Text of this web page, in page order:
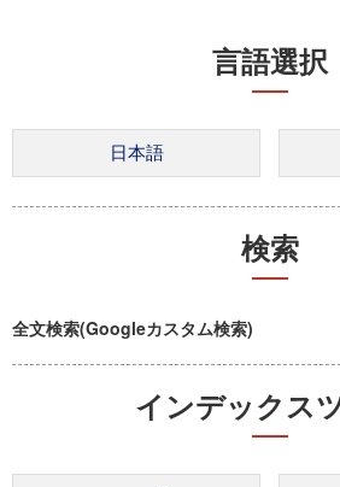
言語選択
検索
全文検索(Googleカスタム検索)
インデックス